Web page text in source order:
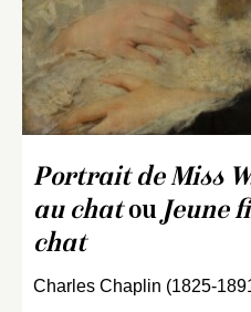
Portrait de Miss
au chatouJeune
chat
Charles Chaplin (1825-